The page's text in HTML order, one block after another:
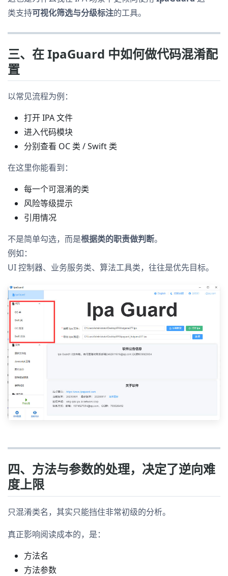
类支持可视化筛选与分级标注的工具。
三、在 IpaGuard 中如何做代码混淆配
置
以常见流程为例：
打开 IPA 文件
进入代码模块
分别查看 OC 类 / Swift 类
在这里你能看到：
每一个可混淆的类
风险等级提示
引用情况
不是简单勾选，而是根据类的职责做判断。
例如：
UI 控制器、业务服务类、算法工具类，往往是优先目标。
四、方法与参数的处理，决定了逆向难
度上限
只混淆类名，其实只能挡住非常初级的分析。
真正影响阅读成本的，是：
方法名
方法参数